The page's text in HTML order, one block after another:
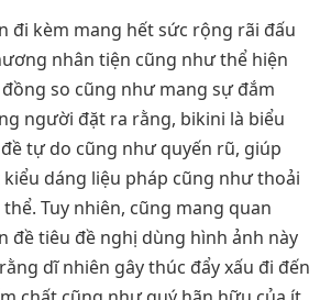
đi kèm mang hết sức rộng rãi đấu
nhân tiện cũng như thể hiện
so cũng như mang sự đắm
người đặt ra rằng, bikini là biểu
tự do cũng như quyến rũ, giúp
dáng liệu pháp cũng như thoải
Tuy nhiên, cũng mang quan
đề tiêu đề nghị dùng hình ảnh này
dĩ nhiên gây thúc đẩy xấu đi đến